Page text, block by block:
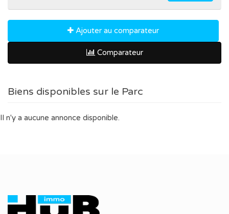
Ajouter au comparateur
Comparateur
Biens disponibles sur le Parc
Il n'y a aucune annonce disponible.